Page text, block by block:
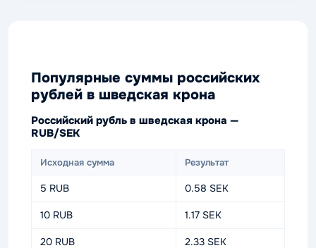
Популярные суммы российских
рублей в шведская крона
Российский рубль в шведская крона —
RUB/SEK
Исходная сумма Результат
5 RUB 0.58 SEK
10 RUB 1.17 SEK
20 RUB 2.33 SEK